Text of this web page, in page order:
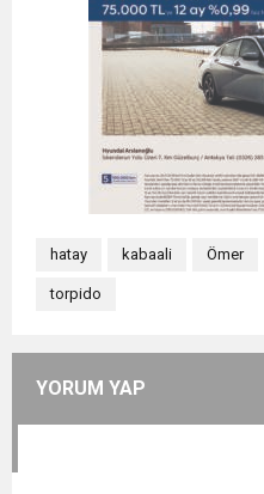
hatay kabaali Ömer
torpido
YORUM YAP